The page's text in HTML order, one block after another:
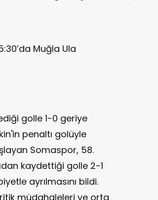
Muğla Ula
golle 1-0 geriye
penaltı golüyle
Somaspor, 58.
kaydettiği golle 2-1
ayrılmasını bildi.
müdahaleleri ve orta